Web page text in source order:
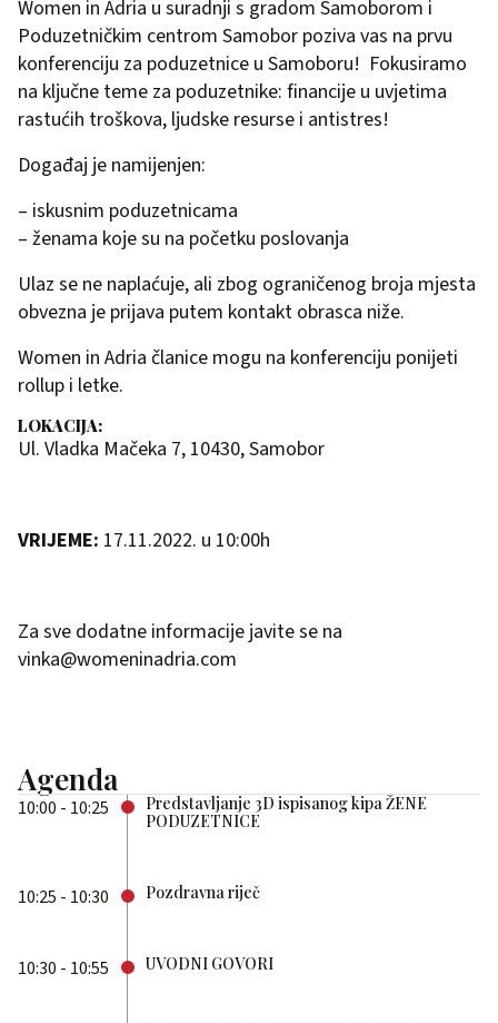
Women in Adria u suradnji s gradom Samoborom i
Poduzetničkim centrom Samobor poziva vas na prvu
konferenciju za poduzetnice u Samoboru! Fokusiramo
na ključne teme za poduzetnike: financije u uvjetima
rastućih troškova, ljudske resurse i antistres!
Događaj je namijenjen:
– iskusnim poduzetnicama
– ženama koje su na početku poslovanja
Ulaz se ne naplaćuje, ali zbog ograničenog broja mjesta
obvezna je prijava putem kontakt obrasca niže.
Women in Adria članice mogu na konferenciju ponijeti
rollup i letke.
LOKACIJA:
Ul. Vladka Mačeka 7, 10430, Samobor
VRIJEME: 17.11.2022. u 10:00h
Za sve dodatne informacije javite se na
vinka@womeninadria.com
Agenda
10:00 - 10:25
Predstavljanje 3D ispisanog kipa ŽENE
PODUZETNICE
10:25 - 10:30 Pozdravna riječ
10:30 - 10:55 UVODNI GOVORI